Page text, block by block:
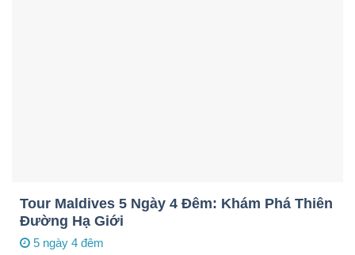
Tour Maldives 5 Ngày 4 Đêm: Khám Phá Thiên
Đường Hạ Giới
5 ngày 4 đêm